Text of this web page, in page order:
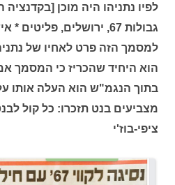
לפיו נתניהו היה מוכן
גבולות 67, ירושלים,
למסמך הזה פרט לאחיו של
הוא היחיד שהכריז כי המסמך
בתוך הנגמ"ש הוא העלה אותו
מצביעים בנט תזכרו: כל קול
ציפי-בוז'י